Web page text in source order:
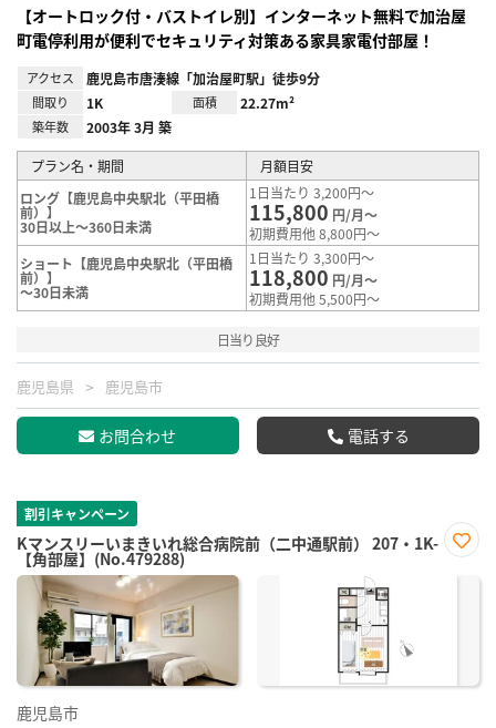
【オートロック付・バストイレ別】インターネット無料で加治屋
町電停利用が便利でセキュリティ対策ある家具家電付部屋！
アクセス 鹿児島市唐湊線「加治屋町駅」徒歩9分
間取り 1K 面積 22.27m²
築年数 2003年 3月 築
プラン名・期間
月額目安
ロング【鹿児島中央駅北（平田橋
前）】
30日以上～360日未満
1日当たり 3,200円～
115,800 円/月～
初期費用他 8,800円～
ショート【鹿児島中央駅北（平田橋
前）】
～30日未満
1日当たり 3,300円～
118,800 円/月～
初期費用他 5,500円～
日当り良好
鹿児島県 鹿児島市
お問合わせ 電話する
割引キャンペーン
Kマンスリーいまきいれ総合病院前（二中通駅前） 207・1K-
【角部屋】(No.479288)
に入
鹿児島市